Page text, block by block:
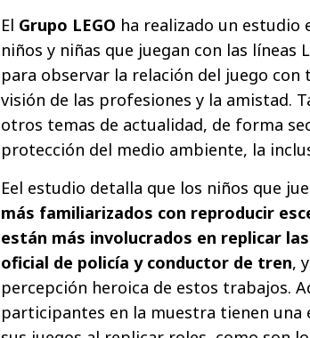
El Grupo LEGO ha realizado un estudio
niños y niñas que juegan con las líneas
para observar la relación del juego con
visión de las profesiones y la amistad.
otros temas de actualidad, de forma
protección del medio ambiente, la
Eel estudio detalla que los niños que
más familiarizados con reproducir
están más involucrados en replicar
oficial de policía y conductor de tren,
percepción heroica de estos trabajos.
participantes en la muestra tienen una